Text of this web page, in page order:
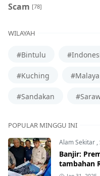
Scam [78]
WILAYAH
#Bintulu
#Kuching #Malaya
#Sandakan
POPULAR MINGGU INI
Alam Sekitar ,
Banjir:
tambahan